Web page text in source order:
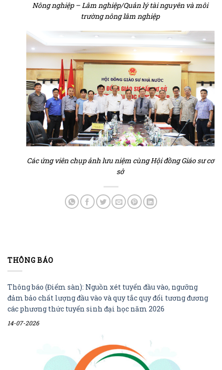
Nông nghiệp – Lâm nghiệp/Quản lý tài nguyên và môi
trường nông lâm nghiệp
Các ứng viên chụp ảnh lưu niệm cùng Hội đồng Giáo sư cơ
sở
THÔNG BÁO
Thông báo (Điểm sàn): Nguồn xét tuyển đầu vào, ngưỡng
đảm bảo chất lượng đầu vào và quy tắc quy đổi tương đương
các phương thức tuyển sinh đại học năm 2026
14-07-2026